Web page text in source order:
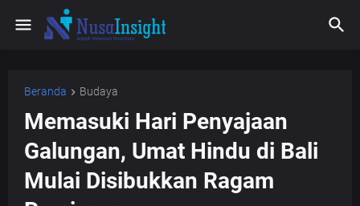
Beranda Budaya
Memasuki Hari Penyajaan
Galungan, Umat Hindu di Bali
Mulai Disibukkan Ragam